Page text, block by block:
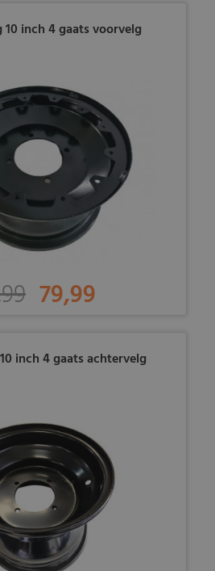
10 inch 4 gaats voorvelg
79,99
inch 4 gaats achtervelg